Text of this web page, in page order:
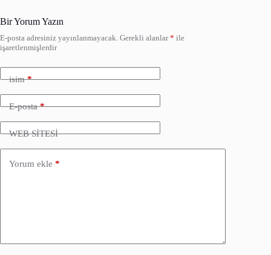
Bir Yorum Yazın
E-posta adresiniz yayınlanmayacak. Gerekli alanlar* ile
işaretlenmişlerdir
isim*
E-posta*
WEB SİTESİ
Yorum ekle *